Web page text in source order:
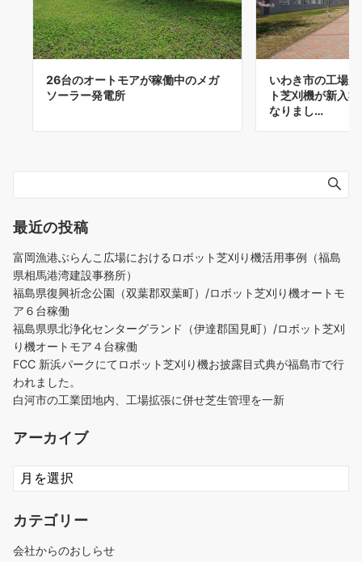
26台のオートモアが稼働中のメガ
ソーラー発電所
いわき市の工場
ト芝刈機が新入
なりまし…
最近の投稿
富岡漁港ぶらんこ広場におけるロボット芝刈り機活用事例（福島
県相馬港湾建設事務所）
福島県復興祈念公園（双葉郡双葉町）/ロボット芝刈り機オートモ
ア６台稼働
福島県県北浄化センターグランド（伊達郡国見町）/ロボット芝刈
り機オートモア４台稼働
FCC 新浜パークにてロボット芝刈り機お披露目式典が福島市で行
われました。
白河市の工業団地内、工場拡張に併せ芝生管理を一新
アーカイブ
ア
ー
イ
カテゴリー
会社からのおしらせ